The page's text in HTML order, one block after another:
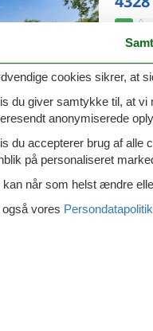
4,2
denne
4
1
4,0
cookies sikrer, at
du giver samtykke til, at vi
anonymiserede
du accepterer brug af alle
på personaliseret
kan når som helst ændre
også vores Persondatapolitik